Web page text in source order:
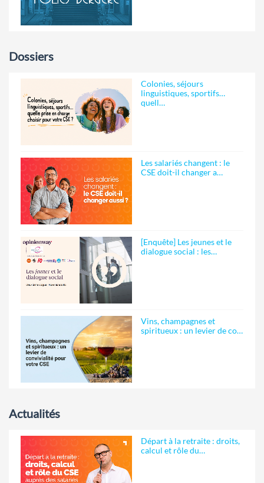
Dossiers
Colonies, séjours
linguistiques, sportifs…
quell…
Les salariés changent : le
CSE doit-il changer a…
[Enquête] Les jeunes et le
dialogue social : les…
Vins, champagnes et
spiritueux : un levier de co…
Actualités
Départ à la retraite : droits,
calcul et rôle du…